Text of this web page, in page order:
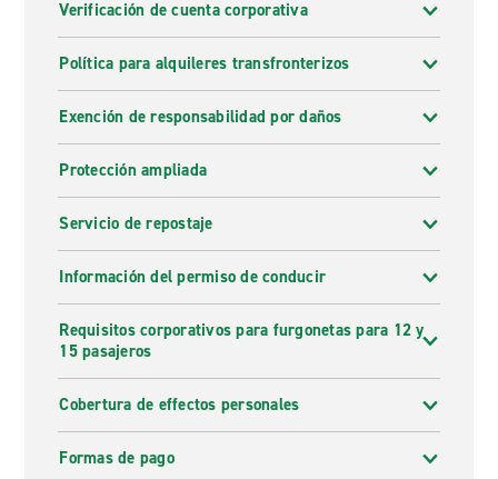
Verificación de cuenta corporativa
Política para alquileres transfronterizos
Exención de responsabilidad por daños
Protección ampliada
Servicio de repostaje
Información del permiso de conducir
Requisitos corporativos para furgonetas para 12 y
15 pasajeros
Cobertura de effectos personales
Formas de pago